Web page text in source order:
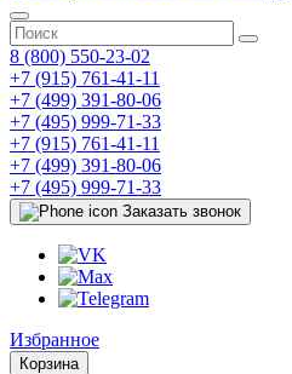
8 (800) 550-23-02
+7 (915) 761-41-11
+7 (499) 391-80-06
+7 (495) 999-71-33
+7 (915) 761-41-11
+7 (499) 391-80-06
+7 (495) 999-71-33
Заказать звонок
Избранное
Корзина